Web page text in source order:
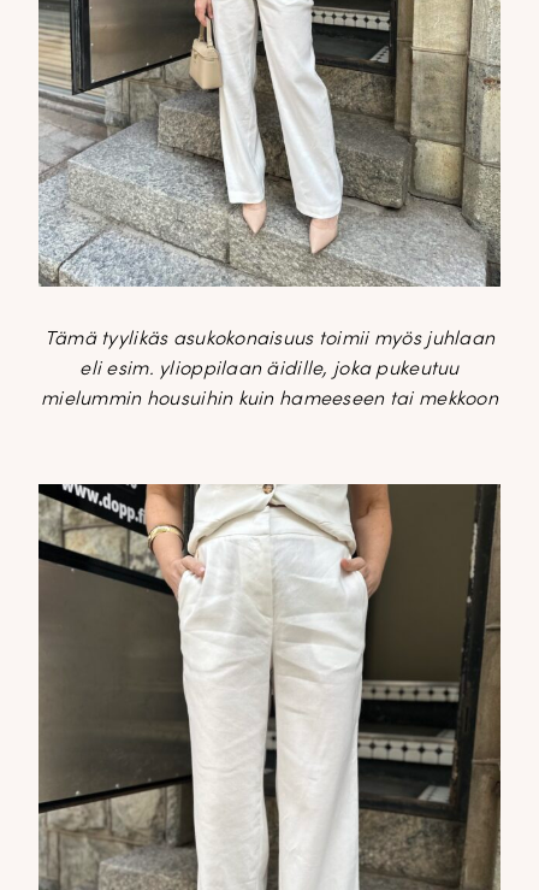
Tämä tyylikäs asukokonaisuus toimii myös juhlaan
eli esim. ylioppilaan äidille, joka pukeutuu
mielummin housuihin kuin hameeseen tai mekkoon